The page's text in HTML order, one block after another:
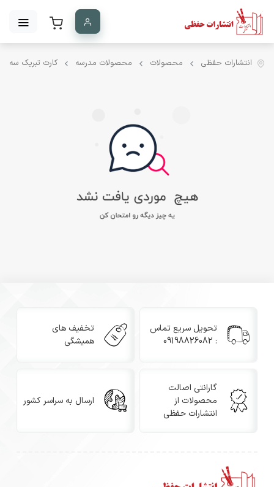
انتشارات حفظی محصولات محصولات مدرسه کارت تبریک سه
تحویل سریع تماس
: 09198826082
تخفیف های
همیشگی
گارانتی اصالت
محصولات از
انتشارات حفظی
ارسال به سراسر کشور